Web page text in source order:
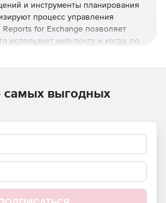
и инструменты планирования
процесс управления
Reports for Exchange позволяет
использует web-почту и когда, по
хранилища отчетов.
настройка стандартной работы.
самых выгодных